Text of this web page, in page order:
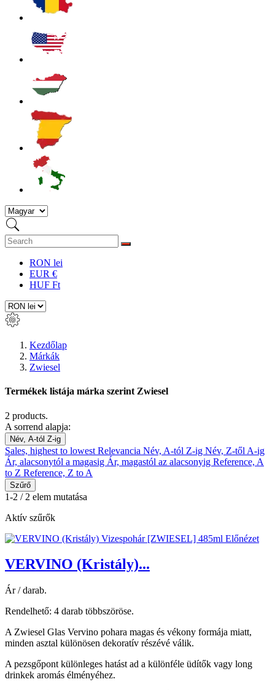
RON lei
EUR €
HUF Ft
Kezdőlap
Márkák
Zwiesel
Termékek listája márka szerint Zwiesel
2 products.
A sorrend alapja:
Név, A-tól Z-ig
Sales, highest to lowest Relevancia Név, A-tól Z-ig Név, Z-től A-ig
Ár, alacsonytól a magasig Ár, magastól az alacsonyig Reference, A
to Z Reference, Z to A
Szűrő
1-2 / 2 elem mutatása
Aktív szűrők
Előnézet
VERVINO (Kristály)...
Ár / darab.
Rendelhető: 4 darab többszöröse.
A Zwiesel Glas Vervino pohara magas és vékony formája miatt,
minden asztal különösen dekoratív részévé válik.
A pezsgőpont különleges hatást ad a különféle üdítők vagy long
drinkek aromás élményéhez.